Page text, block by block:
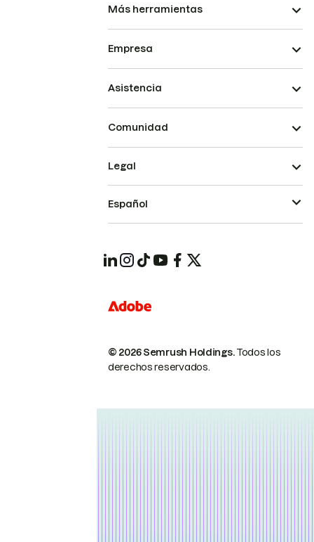
Más herramientas
Empresa
Asistencia
Comunidad
© 2026 Semrush Holdings.Todos los
derechos reservados.
Legal
Español